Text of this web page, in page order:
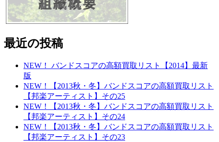
最近の投稿
NEW！ バンドスコアの高額買取リスト【2014】最新
版
NEW！【2013秋・冬】バンドスコアの高額買取リスト
【邦楽アーティスト】その25
NEW！【2013秋・冬】バンドスコアの高額買取リスト
【邦楽アーティスト】その24
NEW！【2013秋・冬】バンドスコアの高額買取リスト
【邦楽アーティスト】その23